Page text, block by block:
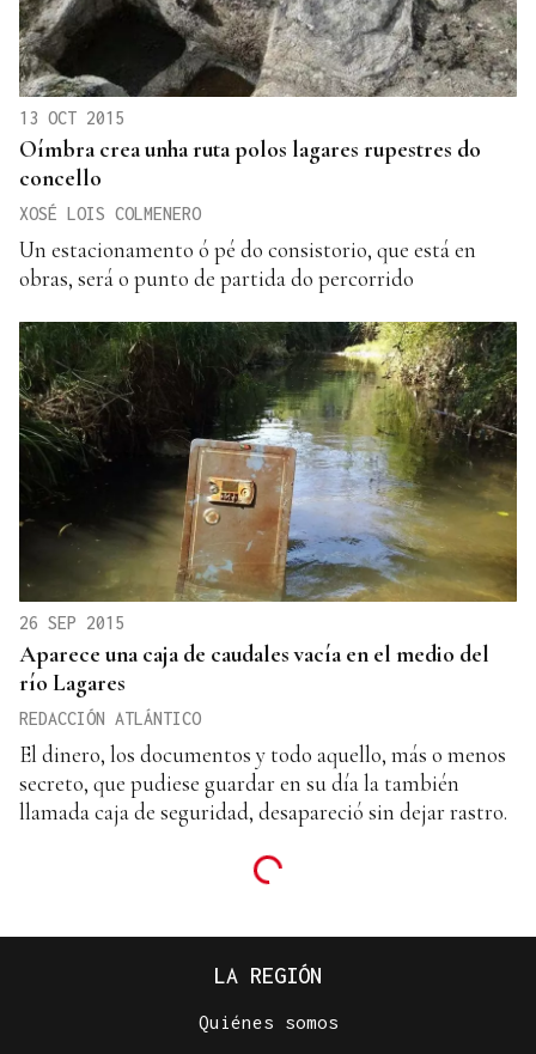
13 OCT 2015
Oímbra crea unha ruta polos lagares rupestres do
concello
XOSÉ LOIS COLMENERO
Un estacionamento ó pé do consistorio, que está en
obras, será o punto de partida do percorrido
26 SEP 2015
Aparece una caja de caudales vacía en el medio del
río Lagares
REDACCIÓN ATLÁNTICO
El dinero, los documentos y todo aquello, más o menos
secreto, que pudiese guardar en su día la también
llamada caja de seguridad, desapareció sin dejar rastro.
LA REGIÓN
Quiénes somos